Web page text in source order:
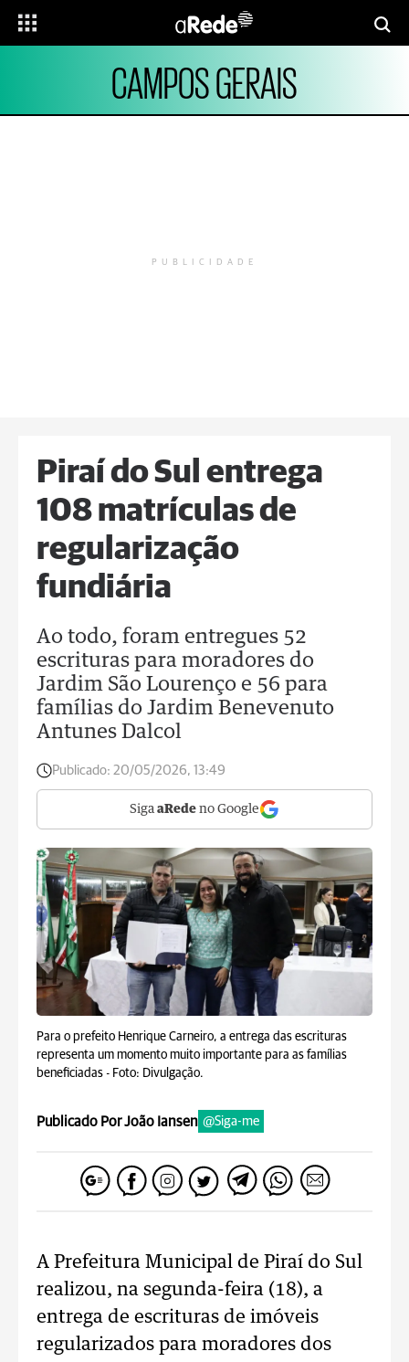
CAMPOS GERAIS
PUBLICIDADE
Piraí do Sul entrega
108 matrículas de
regularização
fundiária
Ao todo, foram entregues 52
escrituras para moradores do
Jardim São Lourenço e 56 para
famílias do Jardim Benevenuto
Antunes Dalcol
Publicado: 20/05/2026, 13:49
Siga aRede no Google
Para o prefeito Henrique Carneiro, a entrega das escrituras
representa um momento muito importante para as famílias
beneficiadas - Foto: Divulgação.
Publicado Por João Iansen @Siga-me
A Prefeitura Municipal de Piraí do Sul
realizou, na segunda-feira (18), a
entrega de escrituras de imóveis
regularizados para moradores dos